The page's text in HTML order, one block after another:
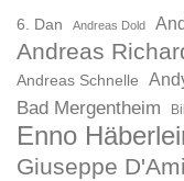
6. Dan Andreas Dold
Andreas
Andreas Schnelle
Bad Mergentheim
Enno
Giuseppe